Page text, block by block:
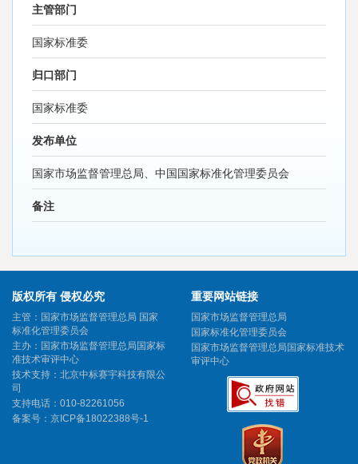
主管部门
国家标准委
归口部门
国家标准委
发布单位
国家市场监督管理总局、中国国家标准化管理委员会
备注
版权所有 侵权必究
主管：国家市场监督管理总局 国家
标准化管理委员会
主办：国家市场监督管理总局国家标
准技术审评中心
技术支持：北京中标赛宇科技有限公
司
支持电话：010-82261056
备案号： 京ICP备18022388号-1
重要网站链接
国家市场监督管理总局
国家标准化管理委员会
国家市场监督管理总局国家标准技术
审评中心